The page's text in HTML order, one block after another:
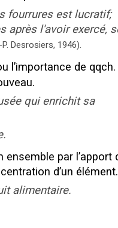
fourrures est lucratif;
après l'avoir exercé,
P. Desrosiers, 1946).
l’importance de qqch.
qui enrichit sa
ensemble par l’apport
d’un élément.
alimentaire.